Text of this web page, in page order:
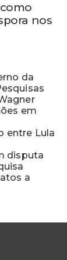
nos
da
em
entre Lula
disputa
a